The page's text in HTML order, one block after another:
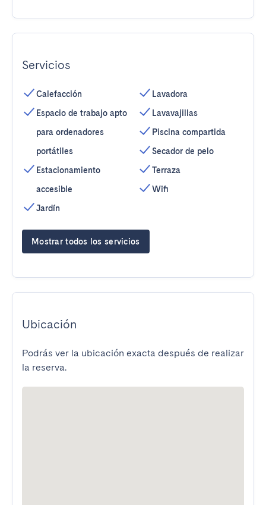
Servicios
Calefacción
Espacio de trabajo apto
para ordenadores
portátiles
Estacionamiento
accesible
Jardín
Lavadora
Lavavajillas
Piscina compartida
Secador de pelo
Terraza
Wifi
Mostrar todos los servicios
Ubicación
Podrás ver la ubicación exacta después de realizar
la reserva.